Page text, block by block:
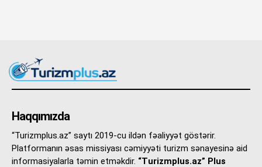
Haqqımızda
“Turizmplus.az” saytı 2019-cu ildən fəaliyyət göstərir.
Platformanın əsas missiyası cəmiyyəti turizm sənayesinə aid
informasiyalarla təmin etməkdir. “Turizmplus.az” Plus